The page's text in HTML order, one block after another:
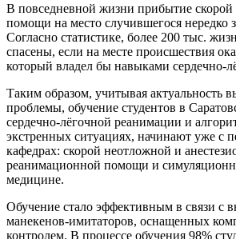
В повседневной жизни прибытие
помощи на место случившегося нередко
Согласно статистике, более 200 тыс.
спасены, если на месте происшествия
который владел бы навыками сердечно-
Таким образом, учитывая актуальность
проблемы, обучение студентов в
сердечно-лёгочной реанимации и
экстренных ситуациях, начинают уже с
кафедрах: скорой неотложной и
реанимационной помощи и
медицине.
Обучение стало эффективным в связи с
манекенов-имитаторов, оснащенных
контролем. В процессе обучения 98%